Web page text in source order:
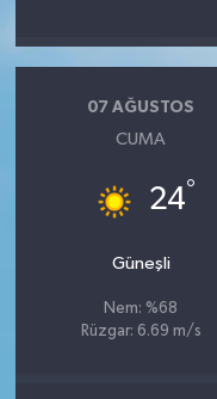
07 AĞUSTOS
CUMA
24°
Güneşli
Nem: %68
Rüzgar: 6.69 m/s